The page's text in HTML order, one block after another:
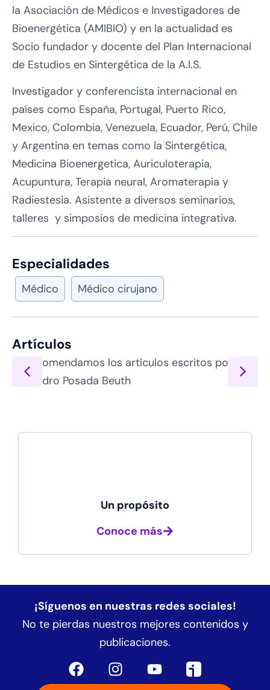
la Asociación de Médicos e Investigadores de
Bioenergética (AMIBIO) y en la actualidad es
Socio fundador y docente del Plan Internacional
de Estudios en Sintergética de la A.I.S.
Investigador y conferencista internacional en
países como España, Portugal, Puerto Rico,
Mexico, Colombia, Venezuela, Ecuador, Perú, Chile
y Argentina en temas como la Sintergética,
Medicina Bioenergetica, Auriculoterapia,
Acupuntura, Terapia neural, Aromaterapia y
Radiestesia. Asistente a diversos seminarios,
talleres y simposios de medicina integrativa.
Especialidades
Médico Médico cirujano
Artículos
Te recomendamos los artículos escritos por
Alejandro Posada Beuth
Un propósito
Conoce más
¡Síguenos en nuestras redes sociales!
No te pierdas nuestros mejores contenidos y
publicaciones.